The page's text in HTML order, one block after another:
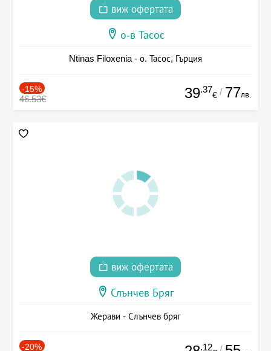
виж офертата
о-в Тасос
Ntinas Filoxenia - о. Тасос, Гърция
-15%
46.53€ 39.37
€ / 77лв.
виж офертата
Слънчев Бряг
Жерави - Слънчев бряг
-20% .12